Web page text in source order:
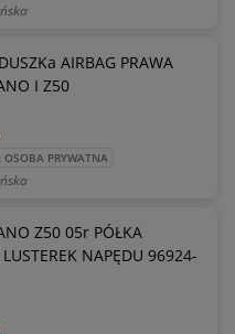
AIRBAG PRAWA
I Z50
OSOBA PRYWATNA
Z50 05r PÓŁKA
NAPĘDU 96924-